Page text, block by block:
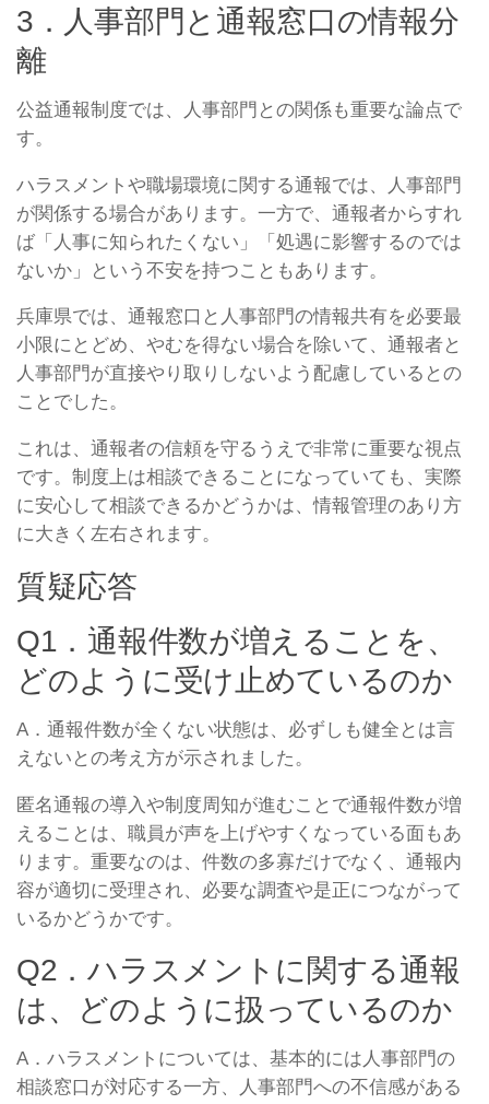
3．人事部門と通報窓口の情報分
離
公益通報制度では、人事部門との関係も重要な論点で
す。
ハラスメントや職場環境に関する通報では、人事部門
が関係する場合があります。一方で、通報者からすれ
ば「人事に知られたくない」「処遇に影響するのでは
ないか」という不安を持つこともあります。
兵庫県では、通報窓口と人事部門の情報共有を必要最
小限にとどめ、やむを得ない場合を除いて、通報者と
人事部門が直接やり取りしないよう配慮しているとの
ことでした。
これは、通報者の信頼を守るうえで非常に重要な視点
です。制度上は相談できることになっていても、実際
に安心して相談できるかどうかは、情報管理のあり方
に大きく左右されます。
質疑応答
Q1．通報件数が増えることを、
どのように受け止めているのか
A．通報件数が全くない状態は、必ずしも健全とは言
えないとの考え方が示されました。
匿名通報の導入や制度周知が進むことで通報件数が増
えることは、職員が声を上げやすくなっている面もあ
ります。重要なのは、件数の多寡だけでなく、通報内
容が適切に受理され、必要な調査や是正につながって
いるかどうかです。
Q2．ハラスメントに関する通報
は、どのように扱っているのか
A．ハラスメントについては、基本的には人事部門の
相談窓口が対応する一方、人事部門への不信感がある